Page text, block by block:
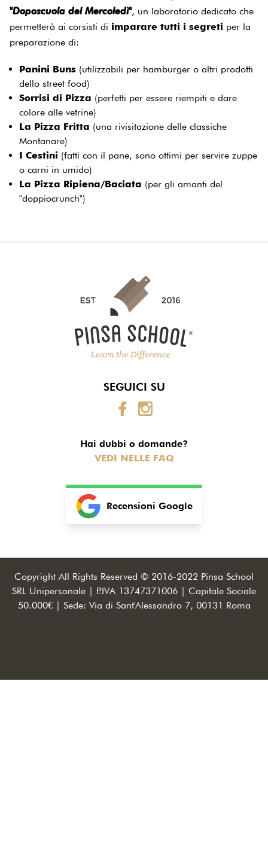
"Doposcuola del Mercoledì", un laboratorio dedicato che
permetterà ai corsisti di imparare tutti i segreti per la
preparazione di:
Panini Buns (utilizzabili per hamburger o altri prodotti
dello street food)
Sorrisi di Pizza (perfetti per essere riempiti e dare
colore alle vetrine)
La Pizza Fritta (una rivisitazione delle classiche
Montanare)
I Cestini (fatti con il pane, sono ottimi per servire zuppe
o carni in umido)
La Pizza Ripiena/Baciata (per gli amanti del
"doppiocrunch")
SEGUICI SU
Hai dubbi o domande?
VEDI NELLE FAQ
Recensioni Google
Copyright All Rights Reserved © 2016-2022 Pinsa School
SRL Unipersonale | P.IVA 13747371006 | Capitale Sociale
50.000€ | Sede: Via di Sant'Alessandro 7, 00131 Roma